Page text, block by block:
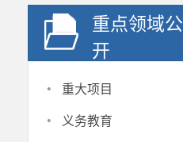
重点领域公
开
· 重大项目
· 义务教育